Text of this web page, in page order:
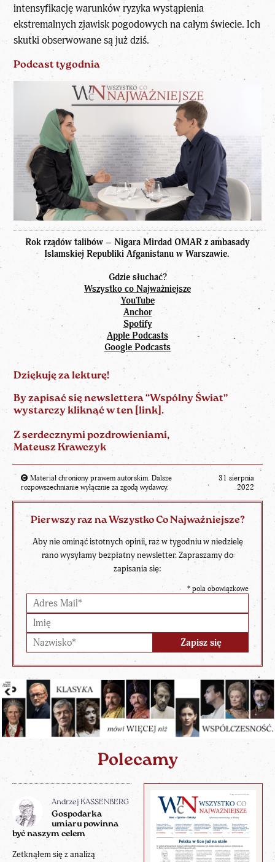
intensyfikację warunków ryzyka wystąpienia
ekstremalnych zjawisk pogodowych na całym świecie. Ich
skutki obserwowane są już dziś.
Podcast tygodnia
Rok rządów talibów – Nigara Mirdad OMAR z ambasady
Islamskiej Republiki Afganistanu w Warszawie.
Gdzie słuchać?
Wszystko co Najważniejsze
YouTube
Anchor
Spotify
Apple Podcasts
Google Podcasts
Dziękuję za lekturę!
By zapisać się newslettera “Wspólny Świat”
wystarczy kliknąć w ten [link ].
Z serdecznymi pozdrowieniami,
Mateusz Krawczyk
Materiał chroniony prawem autorskim. Dalsze
rozpowszechnianie wyłącznie za zgodą wydawcy.
31 sierpnia
2022
Pierwszy raz na Wszystko Co Najważniejsze?
Aby nie ominąć istotnych opinii, raz w tygodniu w niedzielę
rano wysyłamy bezpłatny newsletter. Zapraszamy do
zapisania się:
* pola obowiązkowe
Polecamy
Andrzej KASSENBERG
Gospodarka
umiaru powinna
być naszym celem
Zetknąłem się z analizą